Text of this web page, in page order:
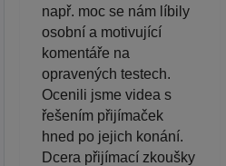
např. moc se nám líbily
osobní a motivující
komentáře na
opravených testech.
Ocenili jsme videa s
řešením přijímaček
hned po jejich konání.
Dcera přijímací zkoušky